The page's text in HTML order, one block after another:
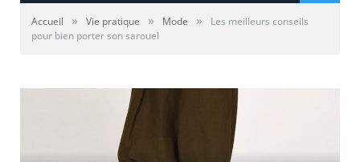
Accueil » Vie pratique » Mode »
Les meilleurs conseils
pour bien porter son sarouel